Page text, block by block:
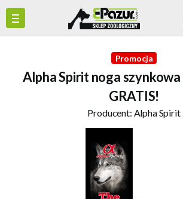
Promocja
Alpha Spirit noga
GRATIS!
Producent: Alpha Spirit